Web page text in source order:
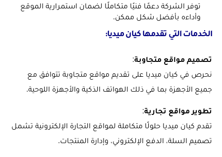
توفر الشركة دعمًا فنيًا متكاملًا لضمان استمرارية الموقع
وأداءه بأفضل شكل ممكن.
الخدمات التي تقدمها كيان ميديا:
تصميم مواقع متجاوبة:
نحرص في كيان ميديا على تقديم مواقع متجاوبة تتوافق مع
جميع الأجهزة بما في ذلك الهواتف الذكية والأجهزة اللوحية.
تطوير مواقع تجارية:
تقدم كيان ميديا حلولًا متكاملة لمواقع التجارة الإلكترونية تشمل
تصميم السلة، الدفع الإلكتروني، وإدارة المنتجات.